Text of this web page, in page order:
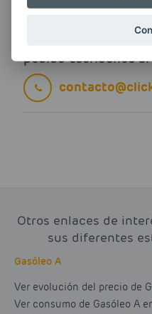
Si tienes alguna
pedido escríbenos a:
Otros enlaces de
sus diferentes
Gasóleo A
Ver evolución del precio de
Ver consumo de Gasóleo A